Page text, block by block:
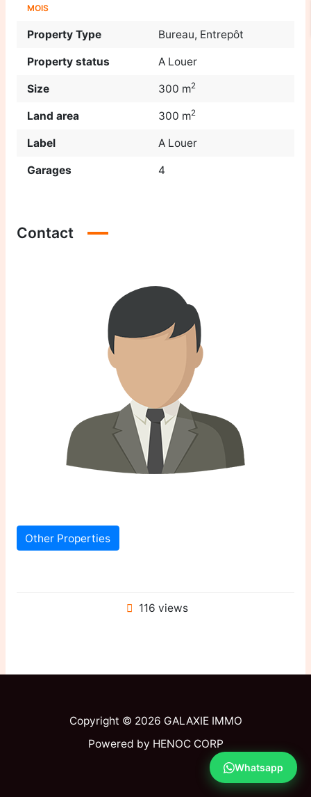
MOIS
Property Type Bureau, Entrepôt
Property status A Louer
Size 300 m2
Land area 300 m2
Label A Louer
Garages 4
Contact
Other Properties
116 views
Copyright © 2026 GALAXIE IMMO
Powered by HENOC CORP
Whatsapp